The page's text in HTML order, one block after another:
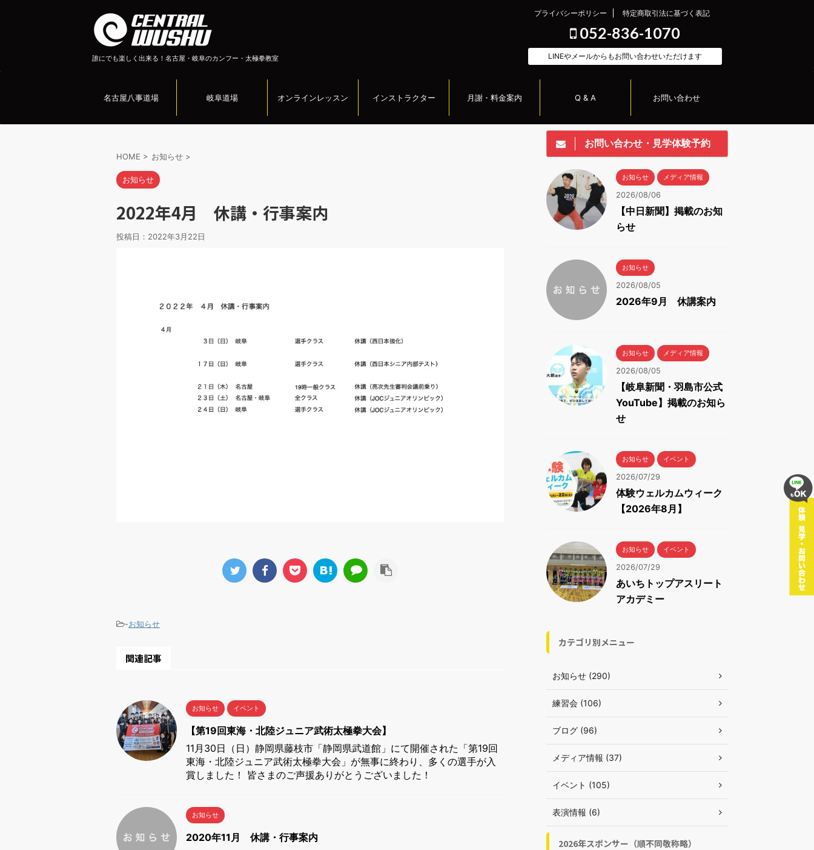
誰にでも楽しく出来る！名古屋・岐阜のカンフー・太極拳教室
プライバシーポリシー 特定商取引法に基づく表記
052-836-1070
LINEやメールからもお問い合わせいただけます
名古屋八事道場 岐阜道場 オンラインレッスン インストラクター 月謝・料金案内 Q & A お問い合わせ
HOME > お知らせ >
お知らせ
2022年4月 休講・行事案内
投稿日： 2022年3月22日
-お知らせ
関連記事
お知らせ イベント
【第19回東海・北陸ジュニア武術太極拳大会】
11月30日（日）静岡県藤枝市「静岡県武道館」にて開催された「第19回
東海・北陸ジュニア武術太極拳大会」が無事に終わり、多くの選手が入
賞しました！ 皆さまのご声援ありがとうございました！
お知らせ
2020年11月 休講・行事案内
お問い合わせ・見学体験予約
お知らせ メディア情報
2026/08/06
【中日新聞】掲載のお知
らせ
お知らせ
2026/08/05
2026年9月 休講案内
お知らせ メディア情報
2026/08/05
【岐阜新聞・羽島市公式
YouTube】掲載のお知ら
せ
お知らせ イベント
2026/07/29
体験ウェルカムウィーク
【2026年8月】
お知らせ イベント
2026/07/29
あいちトップアスリート
アカデミー
カテゴリ別メニュー
お知らせ (290)
練習会 (106)
ブログ (96)
メディア情報 (37)
イベント (105)
表演情報 (6)
2026年スポンサー（順不同敬称略）